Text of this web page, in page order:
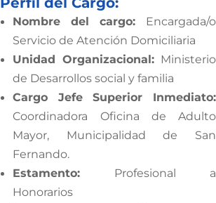
Nombre del cargo: Encargada/o
Servicio de Atención Domiciliaria
Unidad Organizacional: Ministerio
de Desarrollos social y familia
Cargo Jefe Superior Inmediato:
Coordinadora Oficina de Adulto
Mayor, Municipalidad de San
Fernando.
Estamento: Profesional a
Honorarios